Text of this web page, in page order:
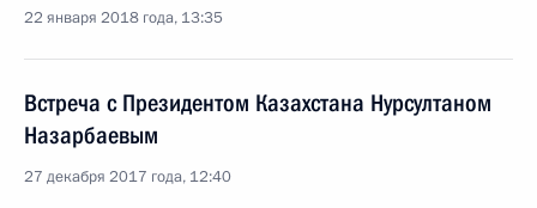
22 января 2018 года, 13:35
Встреча с Президентом Казахстана Нурсултаном
Назарбаевым
27 декабря 2017 года, 12:40